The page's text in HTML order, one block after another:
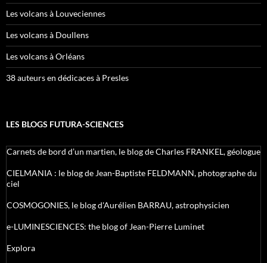
Les volcans à Louveciennes
Les volcans à Doullens
Les volcans à Orléans
38 auteurs en dédicaces à Presles
LES BLOGS FUTURA-SCIENCES
Carnets de bord d’un martien, le blog de Charles FRANKEL, géologue
CIELMANIA : le blog de Jean-Baptiste FELDMANN, photographe du
ciel
COSMOGONIES, le blog d'Aurélien BARRAU, astrophysicien
e-LUMINESCIENCES: the blog of Jean-Pierre Luminet
Explora